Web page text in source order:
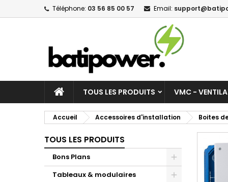
Téléphone: 03 56 85 00 57 Email:
TOUS LES PRODUITS VMC -
Accueil Accessoires d'installation Boites
TOUS LES PRODUITS
Bons Plans
Tableaux & modulaires